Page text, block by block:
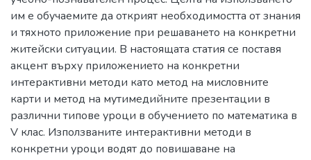
им е обучаемите да открият необходимостта от знания
и тяхното приложение при решаването на конкретни
житейски ситуации. В настоящата статия се поставя
акцент върху приложението на конкретни
интерактивни методи като метод на мисловните
карти и метод на мутимедийните презентации в
различни типове уроци в обучението по математика в
V клас. Използваните интерактивни методи в
конкретни уроци водят до повишаване на